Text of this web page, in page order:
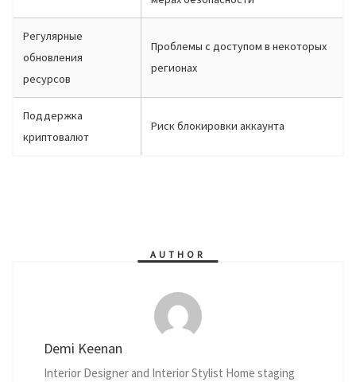
Регулярные
обновления
ресурсов
Проблемы с доступом в некоторых
регионах
Поддержка
криптовалют
Риск блокировки аккаунта
AUTHOR
Demi Keenan
Interior Designer and Interior Stylist Home staging